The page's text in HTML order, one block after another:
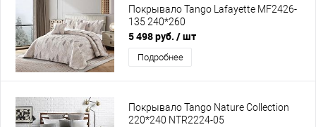
Покрывало Tango Lafayette MF2426-
135 240*260
5 498 руб. / шт
Подробнее
Покрывало Tango Nature Collection
220*240 NTR2224-05